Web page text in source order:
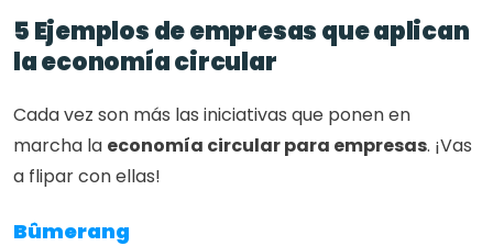
5 Ejemplos de empresas que aplican
la economía circular
Cada vez son más las iniciativas que ponen en
marcha la economía circular para empresas. ¡Vas
a flipar con ellas!
Bûmerang